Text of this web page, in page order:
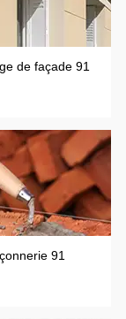
de façade 91
91